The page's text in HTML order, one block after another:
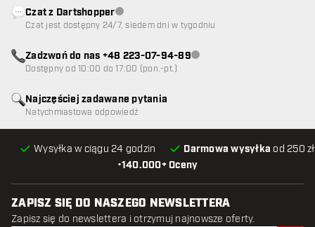
•140.000+ Oceny
Wysyłka w ciągu 24 godzin Darmowa wysyłka od 250
Najczęściej zadawane pytania
Natychmiastowa odpowiedź
Czat z DartshopperObsługa klienta niedostępna
Czat jest dostępny 24/7, siedem dni w tygodniu
Zadzwoń do nas +48 223-07-94-89Obsługa klienta niedostępna
Dostępny od 10:00 do 17:00 (pon.-pt.)
ZAPISZ SIĘ DO NASZEGO NEWSLETTERA
Zapisz się do newslettera i otrzymuj najnowsze oferty.